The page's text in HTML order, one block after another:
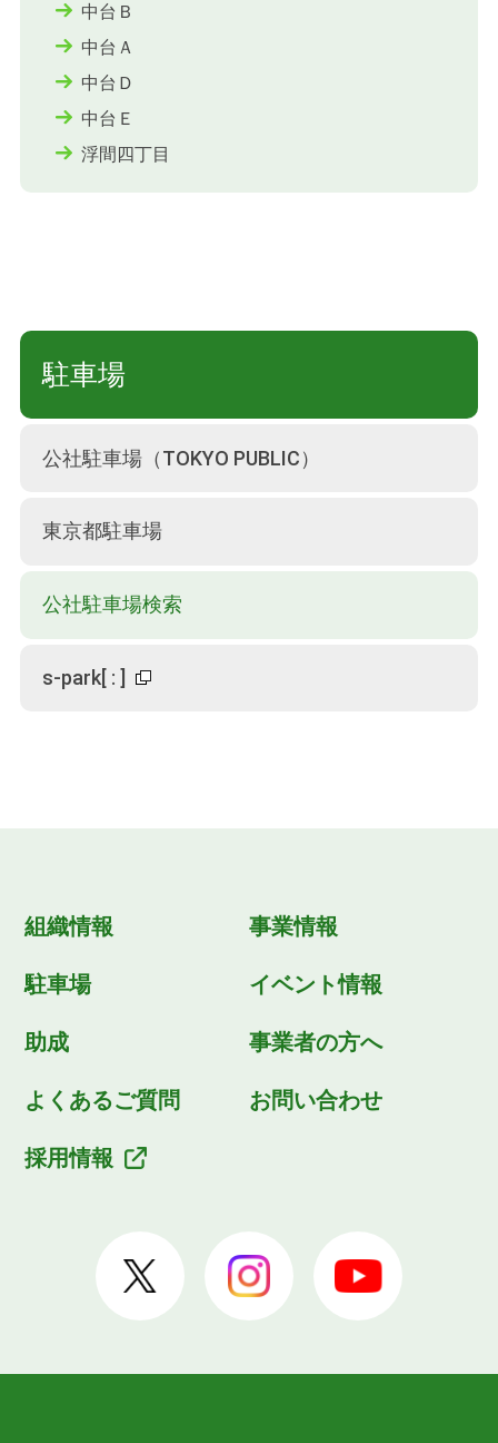
中台Ｂ
中台Ａ
中台Ｄ
中台Ｅ
浮間四丁目
駐車場
公社駐車場（TOKYO PUBLIC）
東京都駐車場
公社駐車場検索
s-park[: ]
組織情報 事業情報
駐車場 イベント情報
助成 事業者の方へ
よくあるご質問 お問い合わせ
採用情報